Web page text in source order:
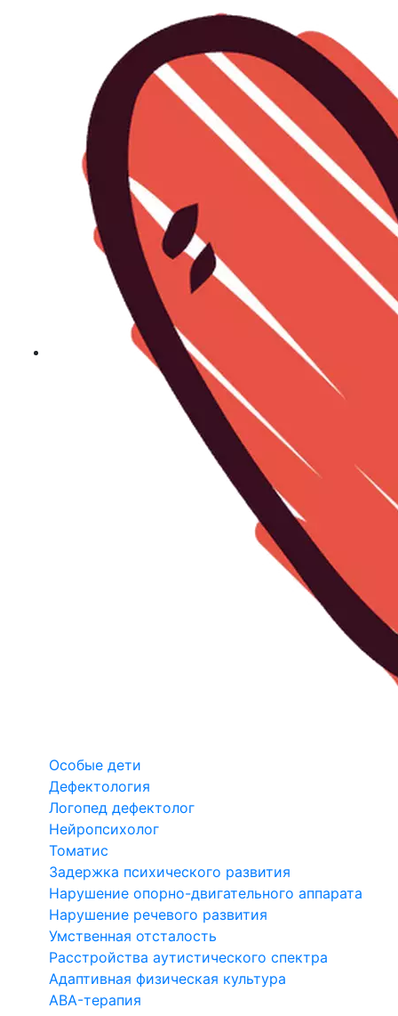
Особые дети
Дефектология
Логопед дефектолог
Нейропсихолог
Томатис
Задержка психического развития
Нарушение опорно-двигательного аппарата
Нарушение речевого развития
Умственная отсталость
Расстройства аутистического спектра
Адаптивная физическая культура
ABA-терапия